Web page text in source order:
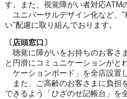
す。また、視覚障がい者対応ATM
ユニバーサルデザイン化など、"
い"配慮に取り組んでおります。
〔店頭窓口〕
聴覚に障がいをお持ちのお客さ
と円滑にコミュニケーションがと
ケーションボード」を全店設置
また、ご高齢のお客さまに負担
できるよう「ひざのせ記帳台」を